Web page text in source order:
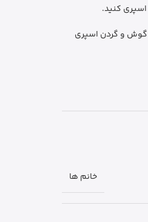
کنید.
گوش و گردن اسپری
خانم ها